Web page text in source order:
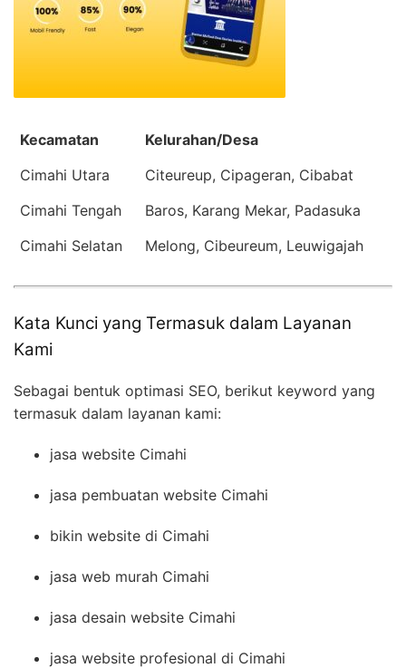
Kecamatan
Kelurahan/Desa
Cimahi Utara
Citeureup, Cipageran, Cibabat
Cimahi Tengah
Baros, Karang Mekar, Padasuka
Cimahi Selatan
Melong, Cibeureum, Leuwigajah
Kata Kunci yang Termasuk dalam Layanan
Kami
Sebagai bentuk optimasi SEO, berikut keyword yang
termasuk dalam layanan kami:
jasa website Cimahi
jasa pembuatan website Cimahi
bikin website di Cimahi
jasa web murah Cimahi
jasa desain website Cimahi
jasa website profesional di Cimahi